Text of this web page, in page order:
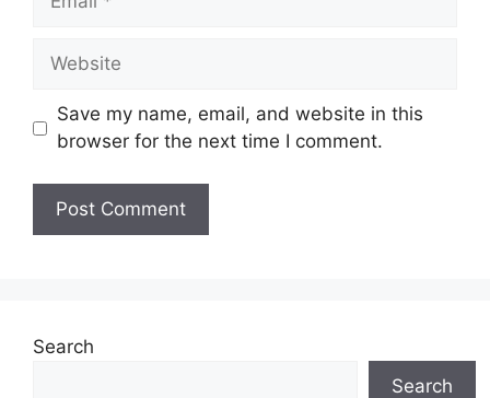
Website
Save my name, email, and website in this
browser for the next time I comment.
Search
Search